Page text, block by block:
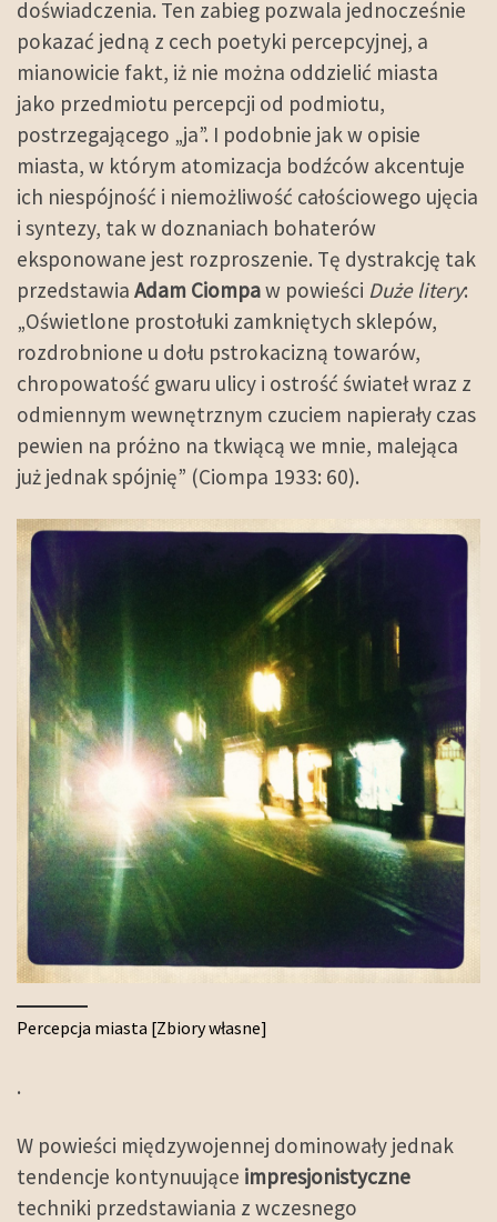
doświadczenia. Ten zabieg pozwala jednocześnie
pokazać jedną z cech poetyki percepcyjnej, a
mianowicie fakt, iż nie można oddzielić miasta
jako przedmiotu percepcji od podmiotu,
postrzegającego „ja”. I podobnie jak w opisie
miasta, w którym atomizacja bodźców akcentuje
ich niespójność i niemożliwość całościowego ujęcia
i syntezy, tak w doznaniach bohaterów
eksponowane jest rozproszenie. Tę dystrakcję tak
przedstawia Adam Ciompaw powieści Duże litery:
„Oświetlone prostołuki zamkniętych sklepów,
rozdrobnione u dołu pstrokacizną towarów,
chropowatość gwaru ulicy i ostrość świateł wraz z
odmiennym wewnętrznym czuciem napierały czas
pewien na próżno na tkwiącą we mnie, malejąca
już jednak spójnię” (Ciompa 1933: 60).
Percepcja miasta [Zbiory własne]
.
W powieści międzywojennej dominowały jednak
tendencje kontynuujące impresjonistyczne
techniki przedstawiania z wczesnego